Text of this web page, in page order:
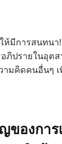
ห้มีการสนทน
อภิปรายในอุต
มคิดคนอื่นๆ เ
ของการ